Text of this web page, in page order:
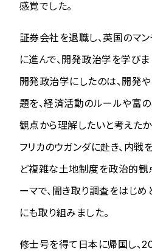
感覚でした。
証券会社を退職し、英国のマ
に進んで、開発政治学を学び
開発政治学にしたのは、開発
題を、経済活動のルールや富
観点から理解したいと考えた
フリカのウガンダに赴き、内戦
ど複雑な土地制度を政治的観
ーマで、聞き取り調査をはじめ
にも取り組みました。
修士号を得て日本に帰国し、